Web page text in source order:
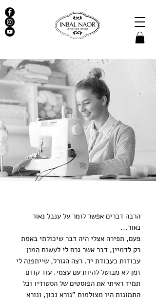
הרבה דברים אפשר לומר על ענבל נאור
נאור...
פעם, תפירה אצלי היה דבר שיכולתי באמת
רק לדמיין, דבר אשר גרם לי לעשות המון
עבודות כעבודת יד. רצה הגורל, שייתפנה לי
זמן לא מבוטל להיות עם עצמי. עוד קודם
תמיד ראיתי את הפוסטים של הסטודיו וכל
התמונות היו מצולמות "נורא נכון, ונורא